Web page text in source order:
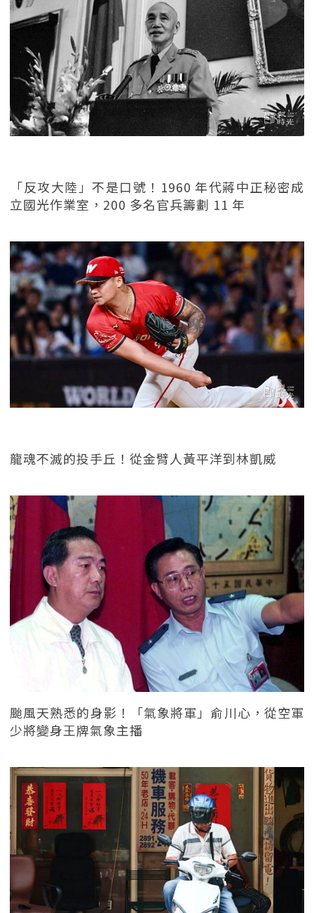
「反攻大陸」不是口號！1960 年代蔣中正秘密成
立國光作業室，200 多名官兵籌劃 11 年
龍魂不滅的投手丘！從金臂人黃平洋到林凱威
颱風天熟悉的身影！「氣象將軍」俞川心，從空軍
少將變身王牌氣象主播